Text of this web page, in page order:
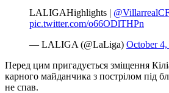
LALIGAHighlights |
pic.twitter.com/o66ODlTHPn
— LALIGA (@LaLiga) October
Перед цим пригадується зміщення
карного майданчика з пострілом під
не спав.